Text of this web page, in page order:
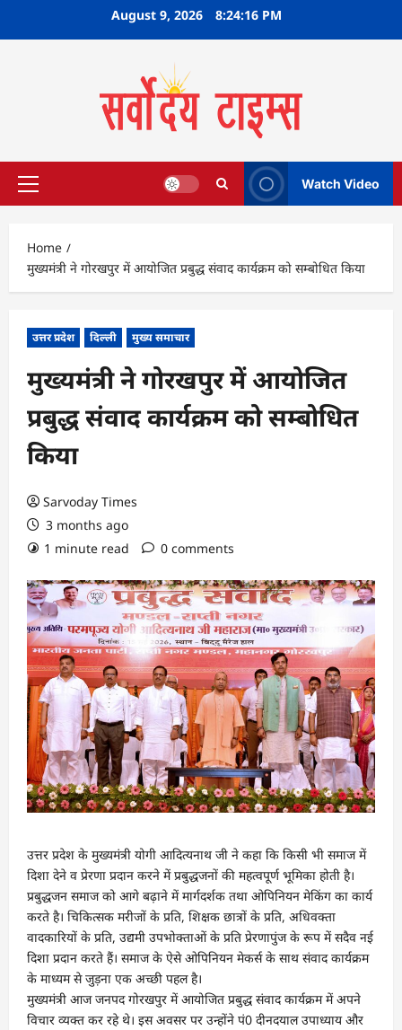
August 9, 2026 8:24:18 PM
Primary
Watch Video
Home
मुख्यमंत्री ने गोरखपुर में आयोजित प्रबुद्ध संवाद कार्यक्रम को सम्बोधित किया
उत्तर प्रदेश दिल्ली मुख्य समाचार
मुख्यमंत्री ने गोरखपुर में आयोजित
प्रबुद्ध संवाद कार्यक्रम को सम्बोधित
किया
Sarvoday Times
3 months ago
1 minute read
0 comments
उत्तर प्रदेश के मुख्यमंत्री योगी आदित्यनाथ जी ने कहा कि किसी भी समाज में
दिशा देने व प्रेरणा प्रदान करने में प्रबुद्धजनों की महत्वपूर्ण भूमिका होती है।
प्रबुद्धजन समाज को आगे बढ़ाने में मार्गदर्शक तथा ओपिनियन मेकिंग का कार्य
करते है। चिकित्सक मरीजों के प्रति, शिक्षक छात्रों के प्रति, अधिवक्ता
वादकारियों के प्रति, उद्यमी उपभोक्ताओं के प्रति प्रेरणापुंज के रूप में सदैव नई
दिशा प्रदान करते हैं। समाज के ऐसे ओपिनियन मेकर्स के साथ संवाद कार्यक्रम
के माध्यम से जुड़ना एक अच्छी पहल है।
मुख्यमंत्री आज जनपद गोरखपुर में आयोजित प्रबुद्ध संवाद कार्यक्रम में अपने
विचार व्यक्त कर रहे थे। इस अवसर पर उन्होंने पं0 दीनदयाल उपाध्याय और